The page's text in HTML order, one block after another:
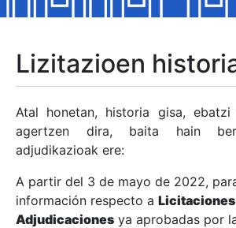
Erakutsi/Ezkutatu
Erakutsi/Ezkutatu
Erakutsi/Ezkutatu
Erakutsi/Ezkutatu
Lizitazioen
Atal honetan, historia gisa,
agertzen dira, baita hain
adjudikazioak ere:
A partir del 3 de mayo de 2022,
información respecto a
Adjudicaciones ya aprobadas por